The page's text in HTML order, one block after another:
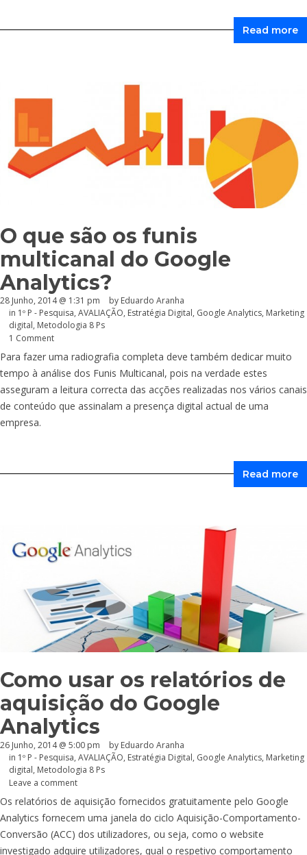
Read more
O que são os funis
multicanal do Google
Analytics?
28 Junho, 2014 @ 1:31 pm by Eduardo Aranha
in 1º P - Pesquisa, AVALIAÇÃO, Estratégia Digital, Google Analytics, Marketing
digital, Metodologia 8 Ps
1 Comment
Para fazer uma radiografia completa deve também dedicar muito
tempo à análise dos Funis Multicanal, pois na verdade estes
asseguram a leitura correcta das acções realizadas nos vários canais
de conteúdo que assinalam a presença digital actual de uma
empresa.
Read more
Como usar os relatórios de
aquisição do Google
Analytics
26 Junho, 2014 @ 5:00 pm by Eduardo Aranha
in 1º P - Pesquisa, AVALIAÇÃO, Estratégia Digital, Google Analytics, Marketing
digital, Metodologia 8 Ps
Leave a comment
Os relatórios de aquisição fornecidos gratuitamente pelo Google
Analytics fornecem uma janela do ciclo Aquisição-Comportamento-
Conversão (ACC) dos utilizadores, ou seja, como o website
investigado adquire utilizadores, qual o respetivo comportamento